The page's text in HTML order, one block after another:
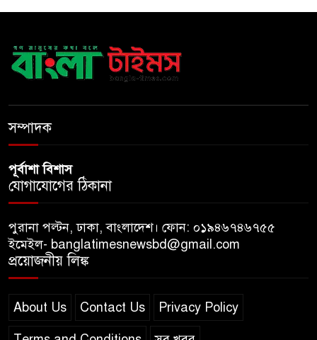
কাছে শত কোটি টাকা ক্ষতিপূরণ
দাবি
ধ্বংসস্তূপের ওপরই বারবার ক্ষমতায়
সম্পাদক
পূর্বাশা বিশাস
যোগাযোগের ঠিকানা
পুরানা পল্টন, ঢাকা, বাংলাদেশ। ফোন: ০১৯৪৬৭৪৬৭৫৫
ইমেইল- banglatimesnewsbd@gmail.com
প্রয়োজনীয় লিঙ্ক
About Us Contact Us Privacy Policy